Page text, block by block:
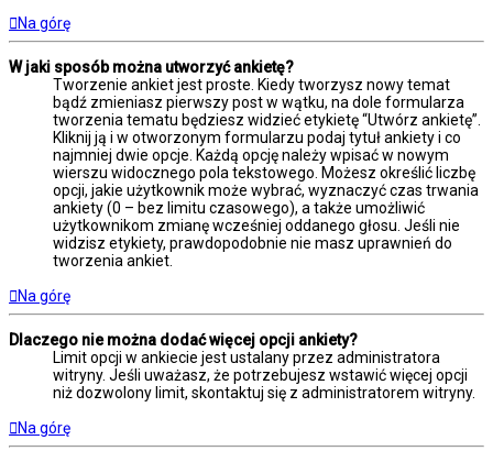
Na górę
W jaki sposób można utworzyć ankietę?
Tworzenie ankiet jest proste. Kiedy tworzysz nowy temat
bądź zmieniasz pierwszy post w wątku, na dole formularza
tworzenia tematu będziesz widzieć etykietę “Utwórz ankietę”.
Kliknij ją i w otworzonym formularzu podaj tytuł ankiety i co
najmniej dwie opcje. Każdą opcję należy wpisać w nowym
wierszu widocznego pola tekstowego. Możesz określić liczbę
opcji, jakie użytkownik może wybrać, wyznaczyć czas trwania
ankiety (0 – bez limitu czasowego), a także umożliwić
użytkownikom zmianę wcześniej oddanego głosu. Jeśli nie
widzisz etykiety, prawdopodobnie nie masz uprawnień do
tworzenia ankiet.
Na górę
Dlaczego nie można dodać więcej opcji ankiety?
Limit opcji w ankiecie jest ustalany przez administratora
witryny. Jeśli uważasz, że potrzebujesz wstawić więcej opcji
niż dozwolony limit, skontaktuj się z administratorem witryny.
Na górę